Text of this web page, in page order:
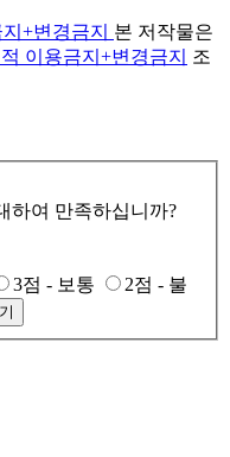
본 저작물은
이용금지+변경금지
조
하여 만족하십니까?
3점 - 보통
2점 - 불